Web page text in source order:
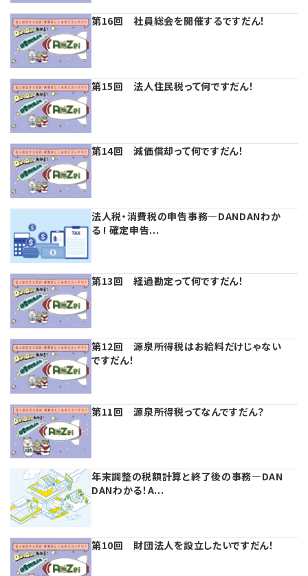
【連載】労務管理の歩き方
【連載】AI活用のすすめ
【連載】IT実務一問一答
第16回 社員総会を開催するですだん！
第15回 法人住民税って何ですだん！
第14回 減価償却って何ですだん！
法人税・消費税の申告事務―DANDANわか
る ! 確定申告...
第13回 経過勘定って何ですだん！
第12回 源泉所得税はお給料だけじゃない
ですだん！
第11回 源泉所得税ってなんですだん？
年末調整の税額計算と終了後の事務―DAN
DANわかる！A...
第10回 財団法人を設立したいですだん！